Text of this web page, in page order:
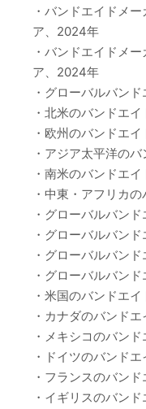
・バンドエイドメ
ア、2024年
・バンドエイドメ
ア、2024年
・グローバルバン
・北米のバンドエ
・欧州のバンドエ
・アジア太平洋の
・南米のバンドエ
・中東・アフリカ
・グローバルバン
・グローバルバン
・グローバルバン
・グローバルバン
・米国のバンドエ
・カナダのバンド
・メキシコのバン
・ドイツのバンド
・フランスのバン
・イギリスのバン